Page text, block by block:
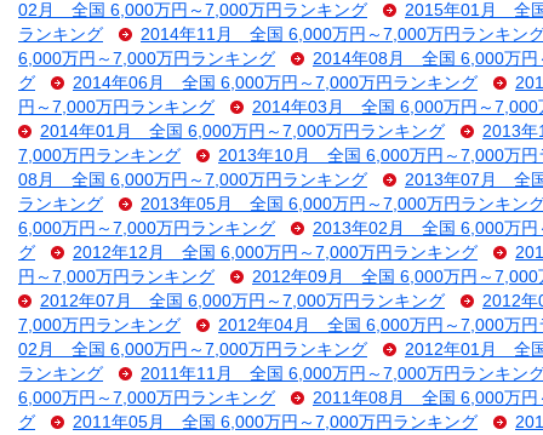
02月 全国 6,000万円～7,000万円ランキング
2015年01月 全
ランキング
2014年11月 全国 6,000万円～7,000万円ランキン
6,000万円～7,000万円ランキング
2014年08月 全国 6,000万円
グ
2014年06月 全国 6,000万円～7,000万円ランキング
円～7,000万円ランキング
2014年03月 全国 6,000万円～7,000
2014年01月 全国 6,000万円～7,000万円ランキング
2013
7,000万円ランキング
2013年10月 全国 6,000万円～7,000万円
08月 全国 6,000万円～7,000万円ランキング
2013年07月 全
ランキング
2013年05月 全国 6,000万円～7,000万円ランキン
6,000万円～7,000万円ランキング
2013年02月 全国 6,000万円
グ
2012年12月 全国 6,000万円～7,000万円ランキング
円～7,000万円ランキング
2012年09月 全国 6,000万円～7,000
2012年07月 全国 6,000万円～7,000万円ランキング
2012
7,000万円ランキング
2012年04月 全国 6,000万円～7,000万円
02月 全国 6,000万円～7,000万円ランキング
2012年01月 全
ランキング
2011年11月 全国 6,000万円～7,000万円ランキン
6,000万円～7,000万円ランキング
2011年08月 全国 6,000万円
グ
2011年05月 全国 6,000万円～7,000万円ランキング